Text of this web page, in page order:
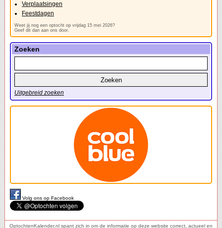
Verplaatsingen
Feestdagen
Weet jij nog een optocht op vrijdag 15 mei 2026?
Geef dit dan aan ons door.
Zoeken
Uitgebreid zoeken
Volg ons op Facebook
OptochtenKalender.nl spant zich in om de informatie op deze website correct, actueel en